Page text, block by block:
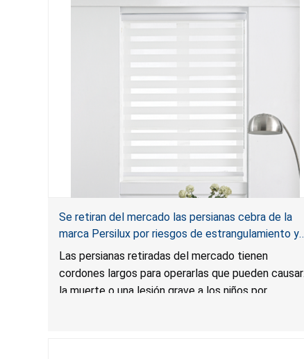
Se retiran del mercado las persianas cebra de la
marca Persilux por riesgos de estrangulamiento y
enredo, y riesgo de lesión grave o muerte; infringen
la regla federal para cortinas; vendidas en Amazon
Las persianas retiradas del mercado tienen
cordones largos para operarlas que pueden causar
la muerte o una lesión grave a los niños por